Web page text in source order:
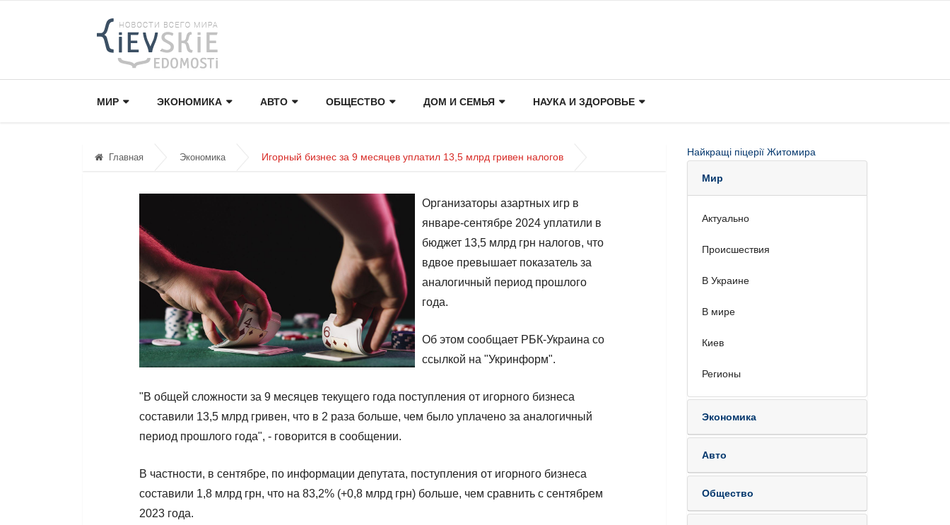
МИР ЭКОНОМИКА АВТО ОБЩЕСТВО ДОМ И СЕМЬЯ НАУКА И ЗДОРОВЬЕ
Главная Экономика Игорный бизнес за 9 месяцев уплатил 13,5 млрд гривен налогов
Организаторы азартных игр в
январе-сентябре 2024 уплатили в
бюджет 13,5 млрд грн налогов, что
вдвое превышает показатель за
аналогичный период прошлого
года.
Об этом сообщает РБК-Украина со
ссылкой на "Укринформ".
"В общей сложности за 9 месяцев текущего года поступления от игорного бизнеса
составили 13,5 млрд гривен, что в 2 раза больше, чем было уплачено за аналогичный
период прошлого года", - говорится в сообщении.
В частности, в сентябре, по информации депутата, поступления от игорного бизнеса
составили 1,8 млрд грн, что на 83,2% (+0,8 млрд грн) больше, чем сравнить с сентябрем
2023 года.
Найкращі піцерії Житомира
Мир
Актуально
Происшествия
В Украине
В мире
Киев
Регионы
Экономика
Авто
Общество